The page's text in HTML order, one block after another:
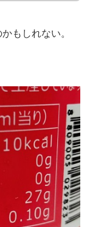
もしれない。